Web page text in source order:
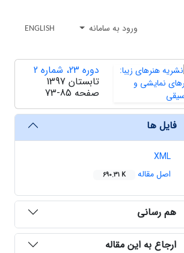
ورود به سامانه ENGLISH
دوره 23، شماره 2
تابستان 1397
صفحه 73-85
فایل ها
XML
اصل مقاله
690.31 K
هم رسانی
ارجاع به این مقاله